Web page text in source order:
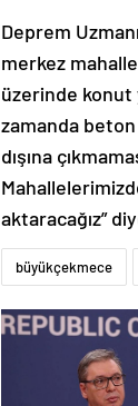
Deprem
merkez
üzerinde konut
zamanda
dışına
aktaracağız”
büyükçekmece